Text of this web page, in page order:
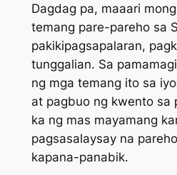
Dagdag pa, maaari
temang pare-pareho sa
pakikipagsapalaran,
tunggalian. Sa
ng mga temang ito sa
at pagbuo ng kwento sa
ka ng mas mayamang
pagsasalaysay na
kapana-panabik.